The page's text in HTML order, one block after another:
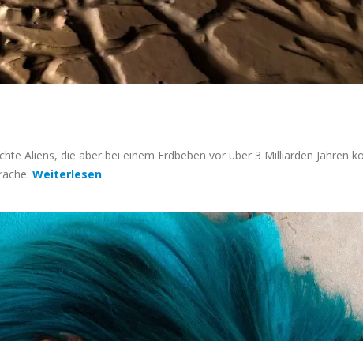
Aliens, die aber bei einem Erdbeben vor über 3 Milliarden Jahren
Weiterlesen